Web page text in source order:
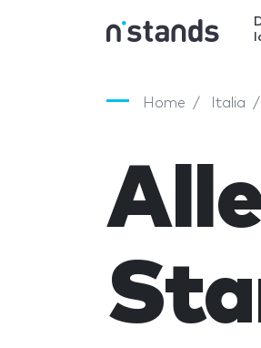
Home Italia